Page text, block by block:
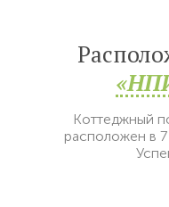
Коттеджный
расположен в